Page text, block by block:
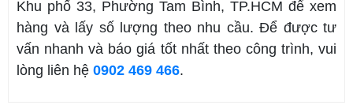
Khu phố 33, Phường Tam Bình, TP.HCM để xem
hàng và lấy số lượng theo nhu cầu. Để được tư
vấn nhanh và báo giá tốt nhất theo công trình, vui
lòng liên hệ 0902 469 466.